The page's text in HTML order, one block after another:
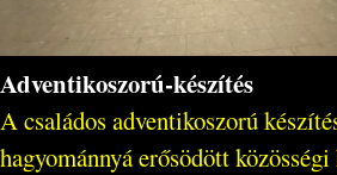
Adventikoszorú-készítés
A családos adventikoszorú
hagyománnyá erősödött közösségi